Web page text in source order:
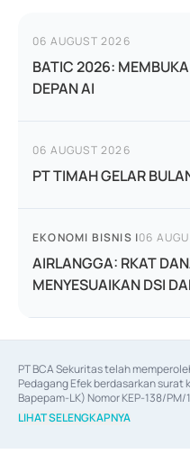
06 AUGUST 2026
BATIC 2026:
DEPAN AI
06 AUGUST 2026
PT TIMAH GELAR
EKONOMI BISNIS |06
AIRLANGGA: RKAT
MENYESUAIKAN DSI
PT BCA Sekuritas telah
Pedagang Efek berdasarkan
Bapepam-LK) Nomor KEP-138/
06/D.04/2014 tanggal 28 Februari
Efek berdasarkan surat keputusan
LIHAT SELENGKAPNYA